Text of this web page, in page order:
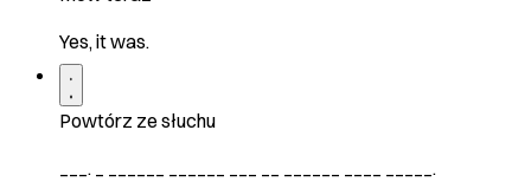
Yes, it was.
Powtórz ze słuchu
___. _ ______ ______ ___ __ ______ ____ _____.